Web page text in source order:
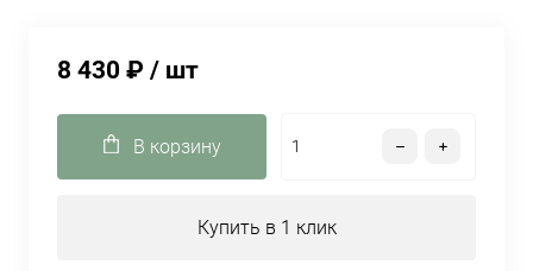
8 430 ₽ / шт
В корзину
Купить в 1 клик